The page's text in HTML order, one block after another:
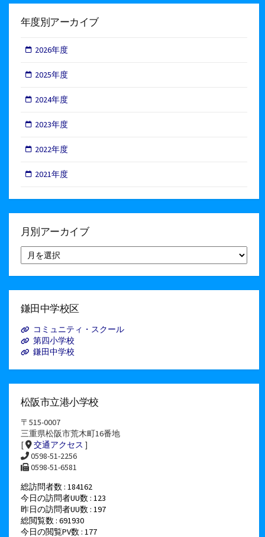
年度別アーカイブ
2026年度
2025年度
2024年度
2023年度
2022年度
2021年度
月別アーカイブ
別
ア
イ
鎌田中学校区
コミュニティ・スクール
第四小学校
鎌田中学校
松阪市立港小学校
〒515-0007
三重県松阪市荒木町16番地
[
交通アクセス ]
0598-51-2256
0598-51-6581
総訪問者数 : 184162
今日の訪問者UU数 : 123
昨日の訪問者UU数 : 197
総閲覧数 : 691930
今日の閲覧PV数 : 177